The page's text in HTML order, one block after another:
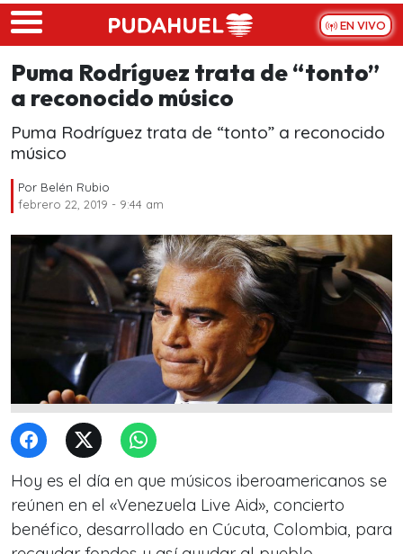
Skip to main content
EN VIVO
Puma Rodríguez trata de “tonto”
a reconocido músico
Puma Rodríguez trata de “tonto” a reconocido
músico
Por Belén Rubio
febrero 22, 2019 - 9:44 am
Hoy es el día en que músicos iberoamericanos se
reúnen en el «Venezuela Live Aid», concierto
benéfico, desarrollado en Cúcuta, Colombia, para